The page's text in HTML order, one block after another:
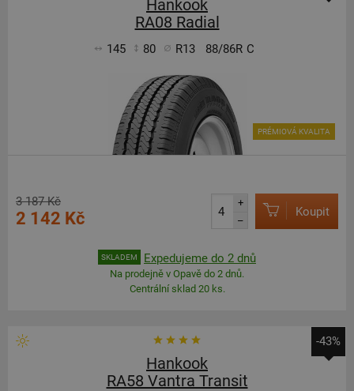
Hankook
RA08 Radial
145 80 R13 88/86R C
PRÉMIOVÁ KVALITA
3 187 Kč
2 142 Kč
+
–
Koupit
SKLADEM Expedujeme do 2 dnů
Na prodejně v Opavě do 2 dnů.
Centrální sklad 20 ks.
-43%
Hankook
RA58 Vantra Transit